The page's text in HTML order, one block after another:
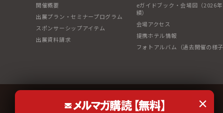
開催概要
出展プラン・セミナープログラム
スポンサーシップアイテム
出展資料請求
eガイドブック・会場図（2026
績）
会場アクセス
提携ホテル情報
フォトアルバム（過去開催の様